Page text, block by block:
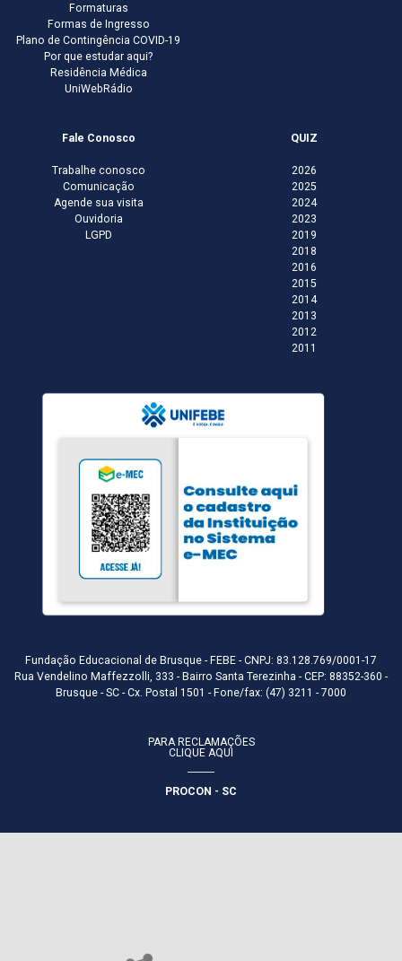
Formaturas
Formas de Ingresso
Plano de Contingência COVID-19
Por que estudar aqui?
Residência Médica
UniWebRádio
Fale Conosco
Trabalhe conosco
Comunicação
Agende sua visita
Ouvidoria
LGPD
QUIZ
2026
2025
2024
2023
2019
2018
2016
2015
2014
2013
2012
2011
Fundação Educacional de Brusque - FEBE - CNPJ: 83.128.769/0001-17
Rua Vendelino Maffezzolli, 333 - Bairro Santa Terezinha - CEP: 88352-360 -
Brusque - SC - Cx. Postal 1501 - Fone/fax: (47) 3211 - 7000
PARA RECLAMAÇÕES
CLIQUE AQUI
PROCON - SC